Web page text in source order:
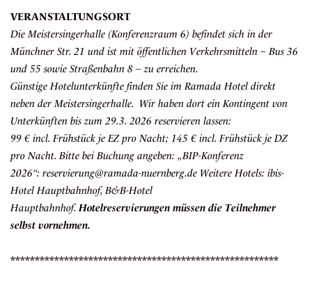
VERANSTALTUNGSORT
Die Meistersingerhalle (Konferenzraum 6) befindet sich in der
Münchner Str. 21 und ist mit öffentlichen Verkehrsmitteln – Bus 36
und 55 sowie Straßenbahn 8 – zu erreichen.
Günstige Hotelunterkünfte finden Sie im Ramada Hotel direkt
neben der Meistersingerhalle. Wir haben dort ein Kontingent von
Unterkünften bis zum 29.3. 2026 reservieren lassen:
99 € incl. Frühstück je EZ pro Nacht; 145 € incl. Frühstück je DZ
pro Nacht. Bitte bei Buchung angeben: „BIP-Konferenz
2026“: reservierung@ramada-nuernberg.de Weitere Hotels: ibis-
Hotel Hauptbahnhof, B&B-Hotel
Hauptbahnhof.Hotelreservierungen müssen die Teilnehmer
selbst vornehmen.
*******************************************************